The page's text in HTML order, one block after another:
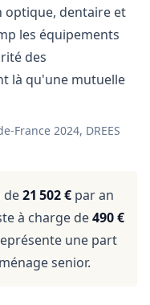
optique, dentaire et
les équipements
des
là qu'une mutuelle
France 2024, DREES
de21 502 € par an
à charge de490 €
une part
senior.